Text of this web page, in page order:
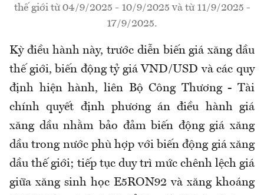
thế giới từ 04/9/2025 - 10/9/2025 và từ 11/9/2025 -
17/9/2025.
Kỳ điều hành này, trước diễn biến giá xăng dầu
thế giới, biến động tỷ giá VND/USD và các quy
định hiện hành, liên Bộ Công Thương - Tài
chính quyết định phương án điều hành giá
xăng dầu nhằm bảo đảm biến động giá xăng
dầu trong nước phù hợp với biến động giá xăng
dầu thế giới; tiếp tục duy trì mức chênh lệch giá
giữa xăng sinh học E5RON92 và xăng khoáng